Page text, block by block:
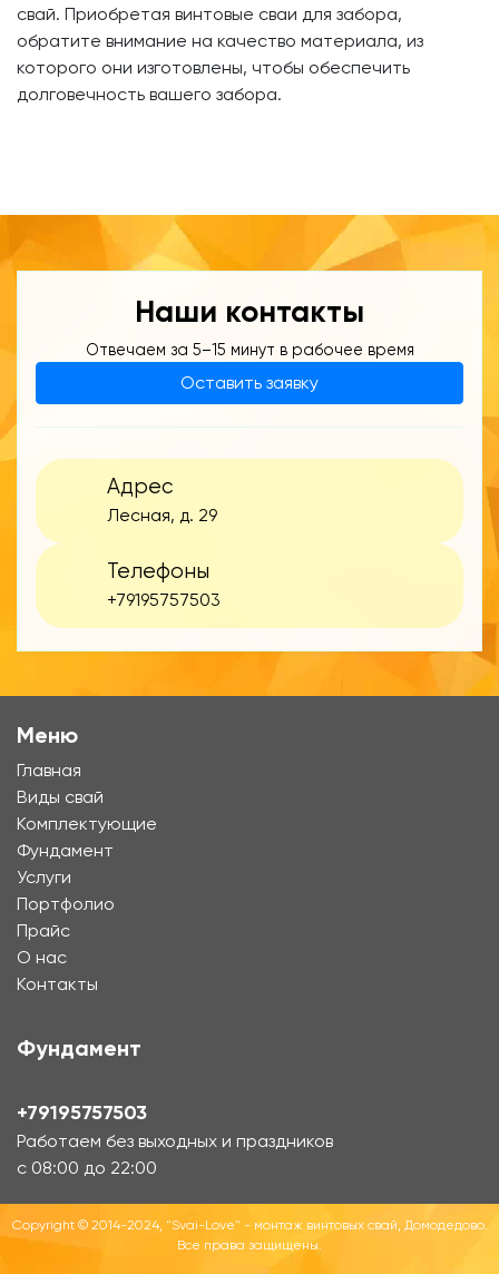
свай. Приобретая винтовые сваи для забора,
обратите внимание на качество материала, из
которого они изготовлены, чтобы обеспечить
долговечность вашего забора.
Наши контакты
Отвечаем за 5–15 минут в рабочее время
Оставить заявку
Адрес
Лесная, д. 29
Телефоны
+79195757503
Меню
Главная
Виды свай
Комплектующие
Фундамент
Услуги
Портфолио
Прайс
О нас
Контакты
Фундамент
+79195757503
Работаем без выходных и праздников
с 08:00 до 22:00
Copyright © 2014-2024, "Svai-Love" - монтаж винтовых свай, Домодедово.
Все права защищены.